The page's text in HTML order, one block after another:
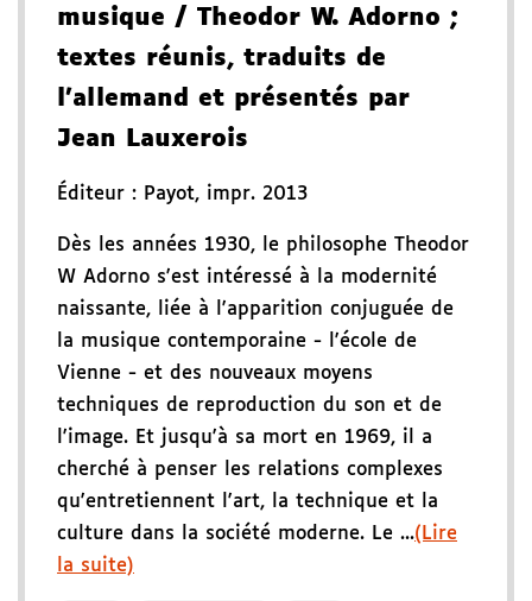
musique / Theodor W. Adorno ;
textes réunis, traduits de
l'allemand et présentés par
Jean Lauxerois
Éditeur : Payot, impr. 2013
Dès les années 1930, le philosophe Theodor
W Adorno s'est intéressé à la modernité
naissante, liée à l'apparition conjuguée de
la musique contemporaine - l'école de
Vienne - et des nouveaux moyens
techniques de reproduction du son et de
l'image. Et jusqu'à sa mort en 1969, il a
cherché à penser les relations complexes
qu'entretiennent l'art, la technique et la
culture dans la société moderne. Le ...(Lire
la suite)